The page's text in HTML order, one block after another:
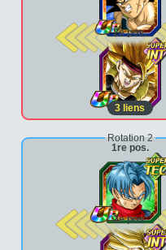
2e pos.
3 liens
Rotation 2
1re pos.
2e pos.